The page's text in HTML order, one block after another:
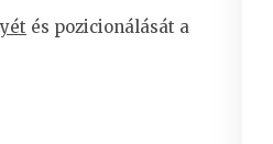
és pozicionálását a